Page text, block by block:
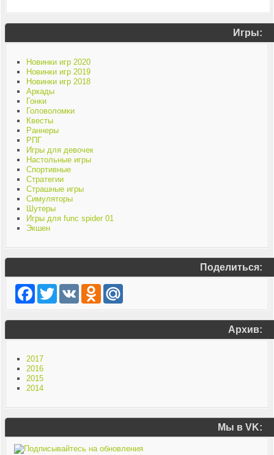
Игры:
Новинки игр 2020
Новинки игр 2019
Новинки игр 2018
Аркады
Гонки
Головоломки
Квесты
Раннеры
РПГ
Игры для девочек
Настольные игры
Спортивные
Стратегии
Страшные игры
Симуляторы
Шутеры
Игры для func spider 01
Экшен
Поделиться:
Facebook
TwitterVK Odnoklassniki
Mail.Ru
Архив:
2017
2016
2015
2014
Мы в VK: